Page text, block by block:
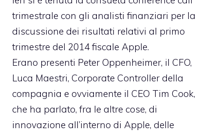
trimestrale con gli analisti finanziari per la
discussione dei risultati relativi al primo
trimestre del 2014 fiscale Apple.
Erano presenti Peter Oppenheimer, il CFO,
Luca Maestri, Corporate Controller della
compagnia e ovviamente il CEO Tim Cook,
che ha parlato, fra le altre cose, di
innovazione all’interno di Apple, delle